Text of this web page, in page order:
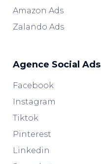
Amazon Ads
Zalando Ads
Agence Social Ads
Facebook
Instagram
Tiktok
Pinterest
Linkedin